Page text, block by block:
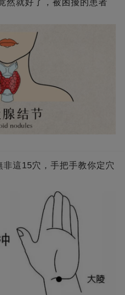
然就好了，被困擾的患者
這15穴，手把手教你定穴